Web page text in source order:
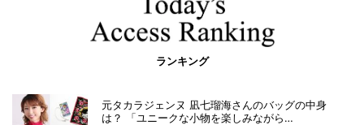
ランキング
元タカラジェンヌ 凪七瑠海さんのバッグの中身
は？ 「ユニークな小物を楽しみながら…